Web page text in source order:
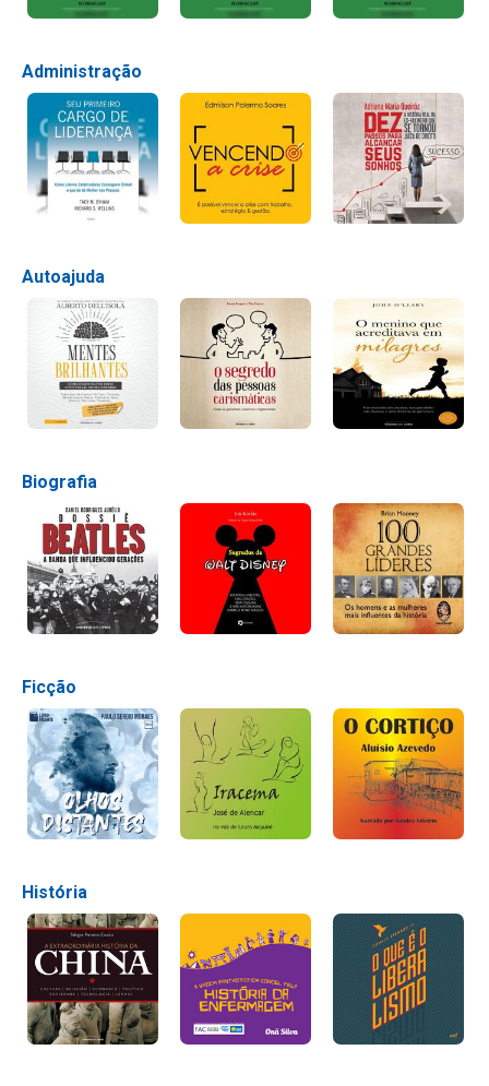
Administração
Autoajuda
Biografia
Ficção
História